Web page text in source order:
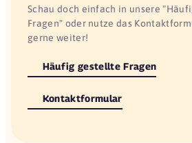
Schau doch einfach in unsere
Fragen" oder nutze das
gerne weiter!
Häufig gestellte Fragen
Kontaktformular